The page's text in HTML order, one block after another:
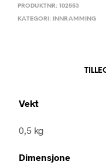
PRODUKTNR: 102553
KATEGORI:
INNRAMMING
Vekt
0,5 kg
Dimensjone